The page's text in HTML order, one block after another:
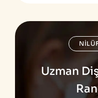
Uzman